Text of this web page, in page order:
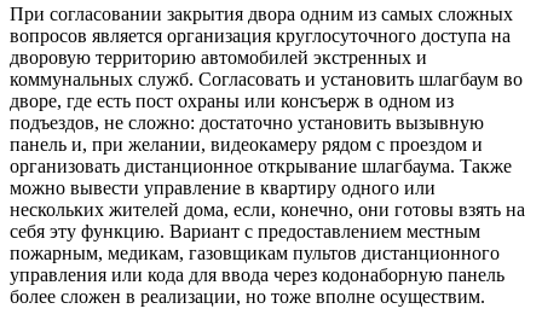
При согласовании закрытия двора одним из самых сложных
вопросов является организация круглосуточного доступа на
дворовую территорию автомобилей экстренных и
коммунальных служб. Согласовать и установить шлагбаум во
дворе, где есть пост охраны или консъерж в одном из
подъездов, не сложно: достаточно установить вызывную
панель и, при желании, видеокамеру рядом с проездом и
организовать дистанционное открывание шлагбаума. Также
можно вывести управление в квартиру одного или
нескольких жителей дома, если, конечно, они готовы взять на
себя эту функцию. Вариант с предоставлением местным
пожарным, медикам, газовщикам пультов дистанционного
управления или кода для ввода через кодонаборную панель
более сложен в реализации, но тоже вполне осуществим.